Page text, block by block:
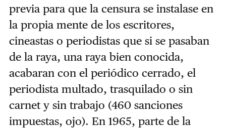
previa para que la censura se instalase en
la propia mente de los escritores,
cineastas o periodistas que si se pasaban
de la raya, una raya bien conocida,
acabaran con el periódico cerrado, el
periodista multado, trasquilado o sin
carnet y sin trabajo (460 sanciones
impuestas, ojo). En 1965, parte de la